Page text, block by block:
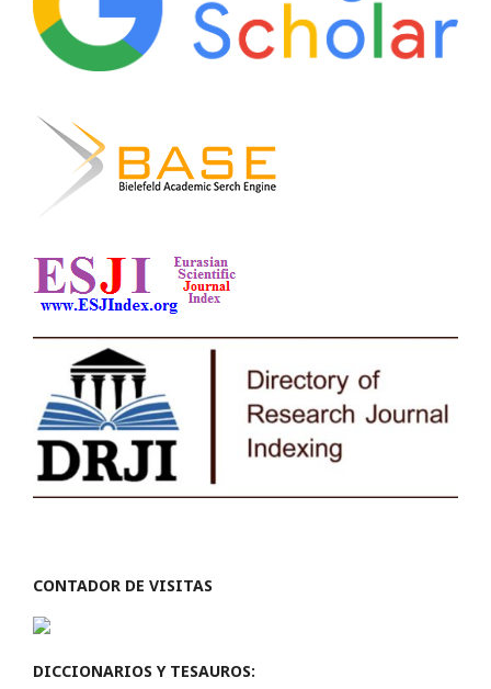
CONTADOR DE VISITAS
DICCIONARIOS Y TESAUROS: